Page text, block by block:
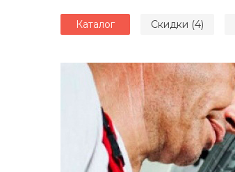
Каталог Скидки (4)